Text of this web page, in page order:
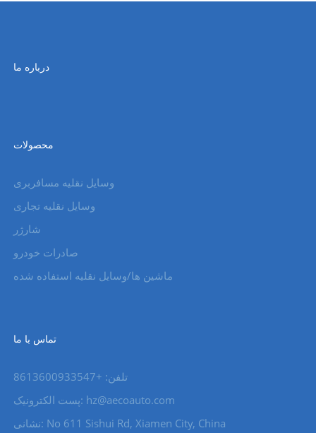
درباره ما
محصولات
وسایل نقلیه مسافربری
وسایل نقلیه تجاری
شارژر
صادرات خودرو
ماشین ها/وسایل نقلیه استفاده شده
تماس با ما
تلفن: +8613600933547
پست الکترونیک: hz@aecoauto.com
نشانی: No 611 Sishui Rd, Xiamen City, China